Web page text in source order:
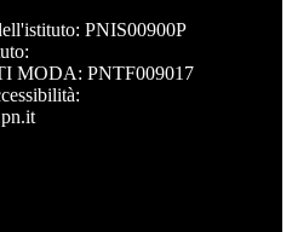
PNIS00900P
MODA: PNTF009017